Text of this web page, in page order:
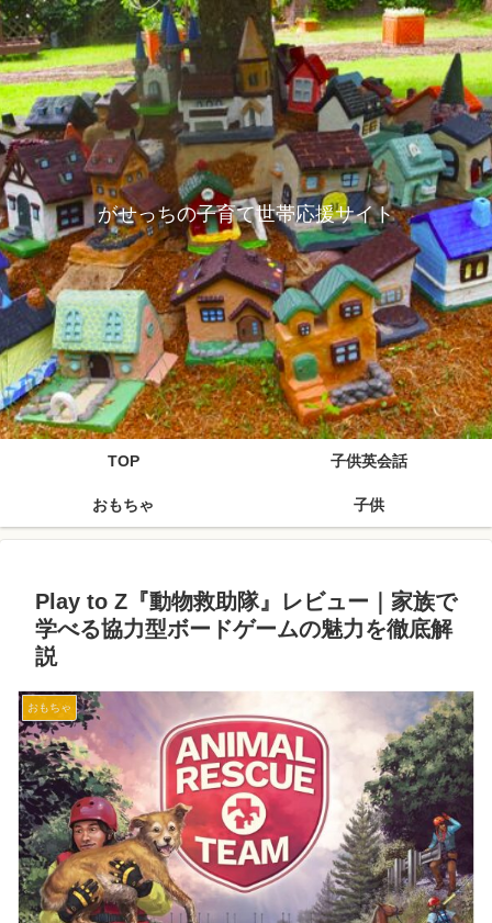
がせっちの子育て世帯応援サイト
TOP 子供英会話
おもちゃ 子供
Play to Z『動物救助隊』レビュー｜家族で
学べる協力型ボードゲームの魅力を徹底解
説
おもちゃ